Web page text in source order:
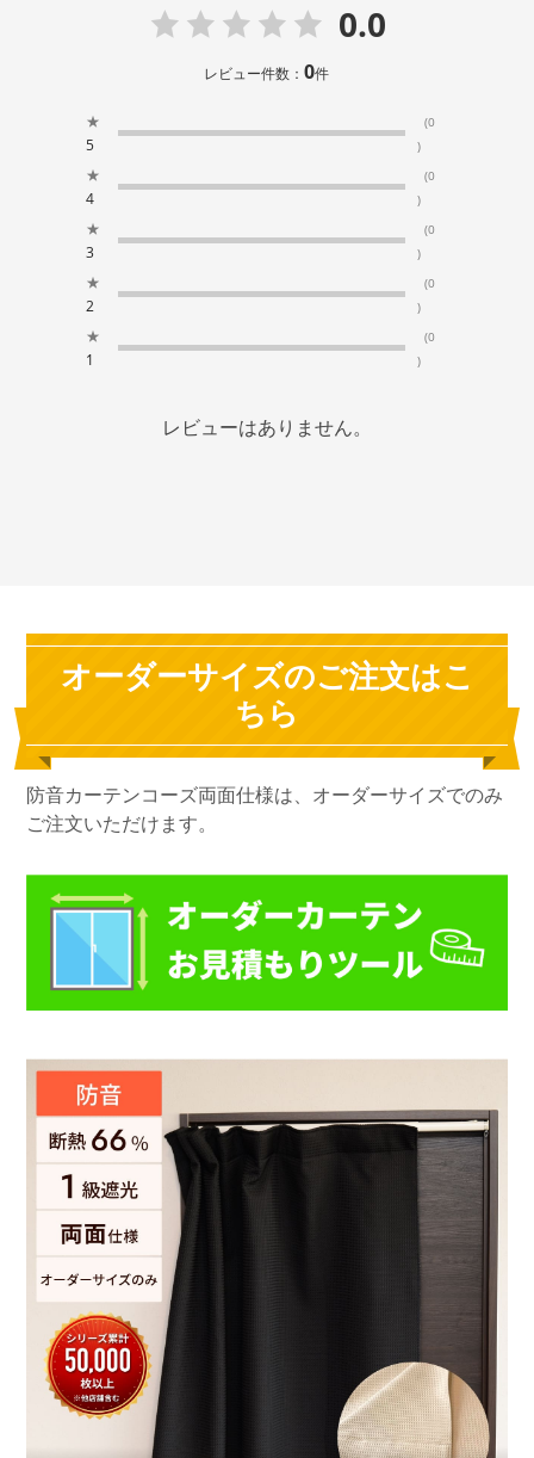
0.0
レビュー件数：0件
★
5
(0
)
★
4
(0
)
★
3
(0
)
★
2
(0
)
★
1
(0
)
レビューはありません。
オーダーサイズのご注文はこ
ちら
防音カーテンコーズ両面仕様は、オーダーサイズでのみ
ご注文いただけます。